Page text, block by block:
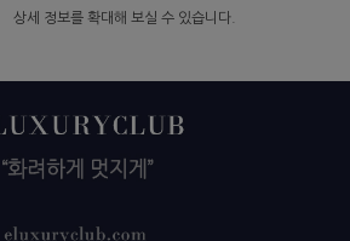
상세 정보를 확대해 보실 수 있습니다.